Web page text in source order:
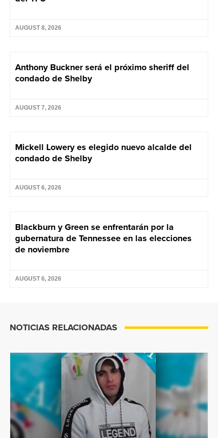
AUGUST 8, 2026
Anthony Buckner será el próximo sheriff del
condado de Shelby
AUGUST 7, 2026
Mickell Lowery es elegido nuevo alcalde del
condado de Shelby
AUGUST 6, 2026
Blackburn y Green se enfrentarán por la
gubernatura de Tennessee en las elecciones
de noviembre
AUGUST 6, 2026
NOTICIAS RELACIONADAS